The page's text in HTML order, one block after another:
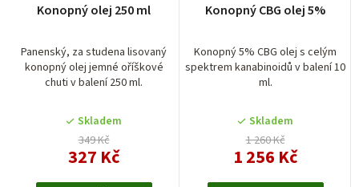
Konopný olej 250 ml
Panenský, za studena lisovaný
konopný olej jemné oříškové
chuti v balení 250 ml.
Skladem
349 Kč
327 Kč
Konopný CBG olej 5%
Konopný 5% CBG olej s celým
spektrem kanabinoidů v balení 10
ml.
Skladem
1 260 Kč
1 256 Kč